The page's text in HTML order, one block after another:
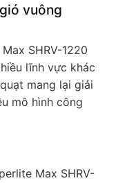
vuông
SHRV-1220
lĩnh vực khác
mang lại giải
mô hình công
Max SHRV-